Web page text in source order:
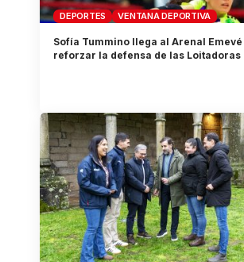
DEPORTES VENTANA DEPORTIVA
Sofía Tummino llega al Arenal
reforzar la defensa de las Loitadoras